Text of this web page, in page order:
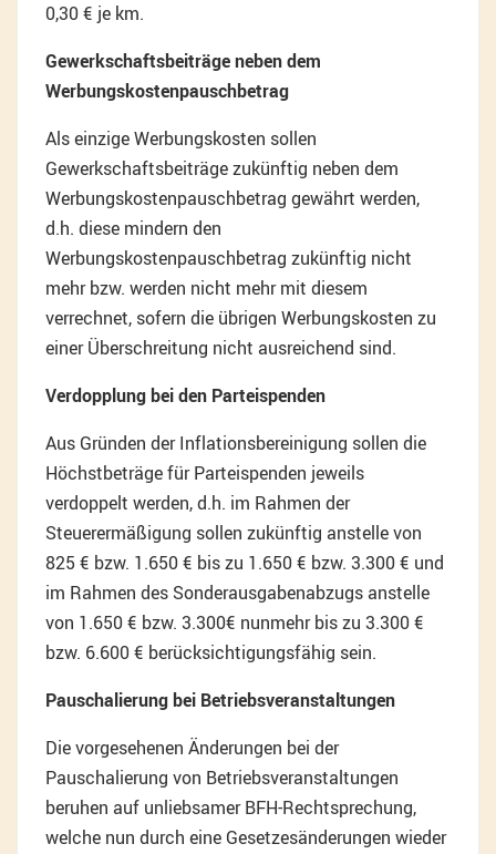
0,30 € je km.
Gewerkschaftsbeiträge neben dem
Werbungskostenpauschbetrag
Als einzige Werbungskosten sollen
Gewerkschaftsbeiträge zukünftig neben dem
Werbungskostenpauschbetrag gewährt werden,
d.h. diese mindern den
Werbungskostenpauschbetrag zukünftig nicht
mehr bzw. werden nicht mehr mit diesem
verrechnet, sofern die übrigen Werbungskosten zu
einer Überschreitung nicht ausreichend sind.
Verdopplung bei den Parteispenden
Aus Gründen der Inflationsbereinigung sollen die
Höchstbeträge für Parteispenden jeweils
verdoppelt werden, d.h. im Rahmen der
Steuerermäßigung sollen zukünftig anstelle von
825 € bzw. 1.650 € bis zu 1.650 € bzw. 3.300 € und
im Rahmen des Sonderausgabenabzugs anstelle
von 1.650 € bzw. 3.300€ nunmehr bis zu 3.300 €
bzw. 6.600 € berücksichtigungsfähig sein.
Pauschalierung bei Betriebsveranstaltungen
Die vorgesehenen Änderungen bei der
Pauschalierung von Betriebsveranstaltungen
beruhen auf unliebsamer BFH-Rechtsprechung,
welche nun durch eine Gesetzesänderungen wieder